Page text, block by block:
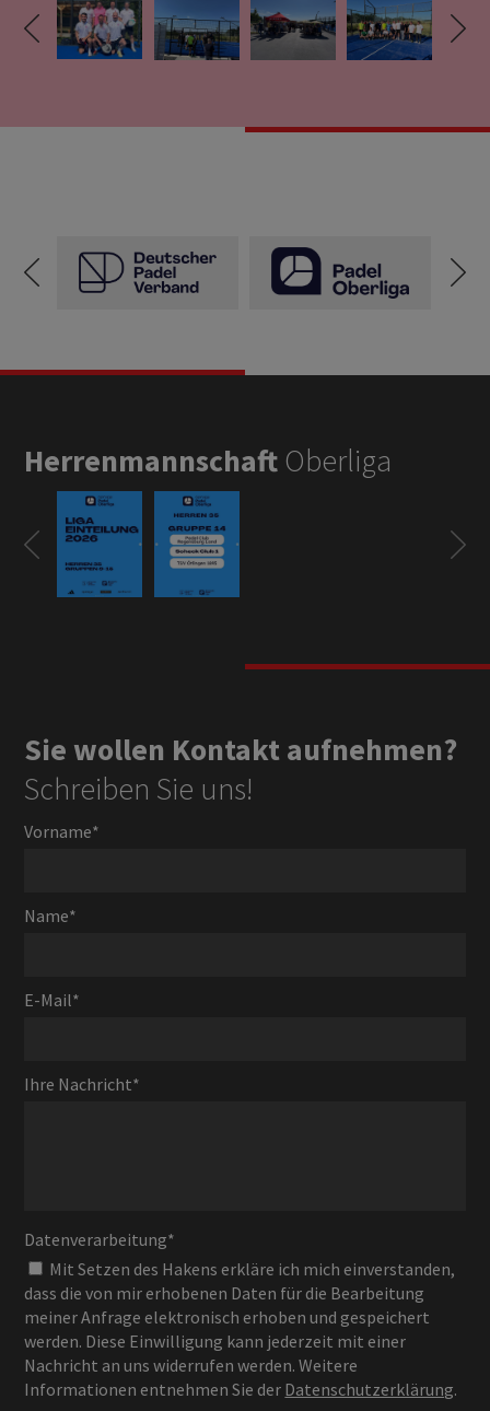
Herrenmannschaft Oberliga
Sie wollen Kontakt aufnehmen?
Schreiben Sie uns!
Vorname*
Name*
E-Mail*
Ihre Nachricht*
Datenverarbeitung*
dass die von mir erhobenen Daten für die Bearbeitung
meiner Anfrage elektronisch erhoben und gespeichert
werden. Diese Einwilligung kann jederzeit mit einer
Nachricht an uns widerrufen werden. Weitere
Informationen entnehmen Sie der Datenschutzerklärung.